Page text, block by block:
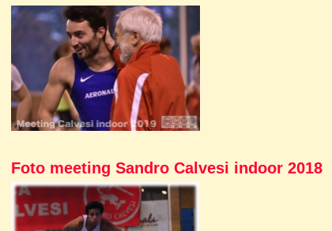
Foto meeting Sandro Calvesi indoor 2018